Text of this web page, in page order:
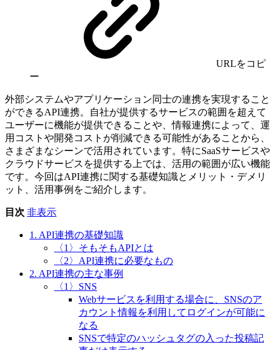
URLをコピ
ー
外部システムやアプリケーション同士の連携を実現すること
ができるAPI連携。自社が提供するサービスの範囲を超えて
ユーザーに機能が提供できることや、情報連携によって、運
用コストや開発コストが削減できる可能性があることから、
さまざまなシーンで活用されています。特にSaaSサービスや
クラウドサービスを提供する上では、活用の範囲が広い機能
です。今回はAPI連携に関する基礎知識とメリット・デメリ
ット、活用事例をご紹介します。
目次 非表示
1. API連携の基礎知識
〈1〉そもそもAPIとは
〈2〉API連携に必要なもの
2. API連携の主な事例
〈1〉SNS
Webサービスを利用する場合に、SNSのア
カウント情報を利用してログインが可能に
なる
SNSで特定のハッシュタグの入った投稿記